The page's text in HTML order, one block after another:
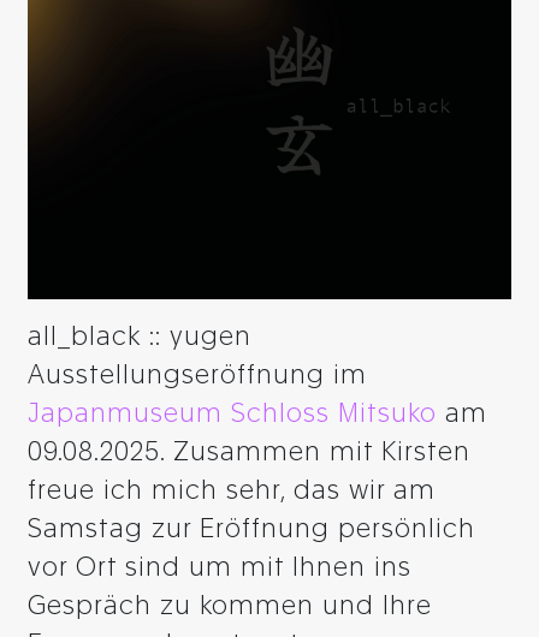
all_black :: yugen
Ausstellungseröffnung im
Japanmuseum Schloss Mitsuko am
09.08.2025. Zusammen mit Kirsten
freue ich mich sehr, das wir am
Samstag zur Eröffnung persönlich
vor Ort sind um mit Ihnen ins
Gespräch zu kommen und Ihre